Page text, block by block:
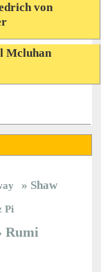
von
Mcluhan
Shaw
Pi
Rumi